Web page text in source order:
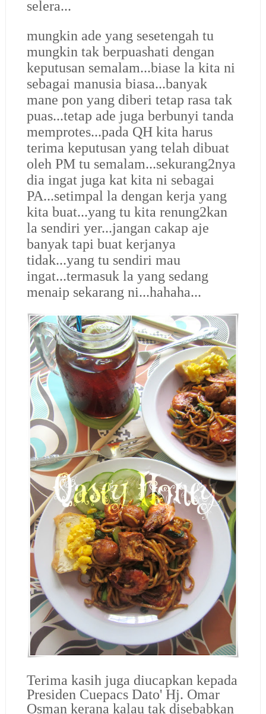
selera...
mungkin ade yang sesetengah tu
mungkin tak berpuashati dengan
keputusan semalam...biase la kita ni
sebagai manusia biasa...banyak
mane pon yang diberi tetap rasa tak
puas...tetap ade juga berbunyi tanda
memprotes...pada QH kita harus
terima keputusan yang telah dibuat
oleh PM tu semalam...sekurang2nya
dia ingat juga kat kita ni sebagai
PA...setimpal la dengan kerja yang
kita buat...yang tu kita renung2kan
la sendiri yer...jangan cakap aje
banyak tapi buat kerjanya
tidak...yang tu sendiri mau
ingat...termasuk la yang sedang
menaip sekarang ni...hahaha...
Terima kasih juga diucapkan kepada
Presiden Cuepacs Dato' Hj. Omar
Osman kerana kalau tak disebabkan